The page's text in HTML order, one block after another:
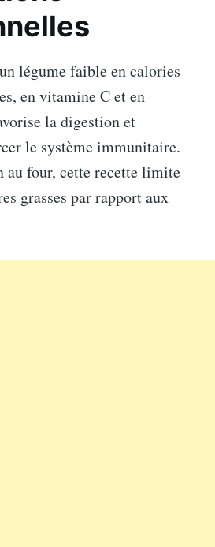
légume faible en calories
en vitamine C et en
la digestion et
le système immunitaire.
au four, cette recette limite
grasses par rapport aux